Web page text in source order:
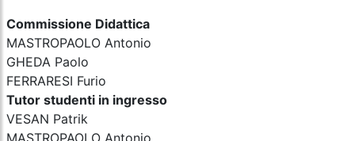
Commissione Didattica
MASTROPAOLO Antonio
GHEDA Paolo
FERRARESI Furio
Tutor studenti in ingresso
VESAN Patrik
MASTROPAOLO Antonio